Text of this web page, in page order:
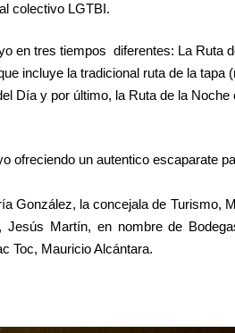
colectivo LGTBI.
en tres tiempos diferentes: La Ruta
incluye la tradicional ruta de la tapa
Día y por último, la Ruta de la Noche
ofreciendo un autentico escaparate
González, la concejala de Turismo,
Jesús Martín, en nombre de
Toc, Mauricio Alcántara.